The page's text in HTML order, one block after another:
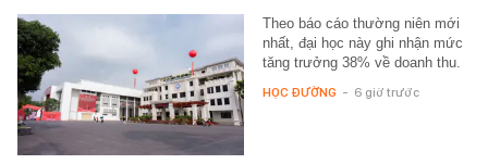
Theo báo cáo thường niên mới
nhất, đại học này ghi nhận mức
tăng trưởng 38% về doanh thu.
HỌC ĐƯỜNG - 6 giờ trước